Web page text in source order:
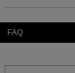
FAQ